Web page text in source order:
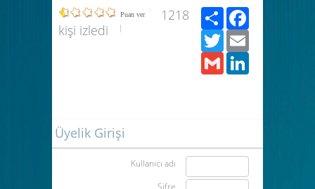
Puan ver
1218
kişi izledi
Paylaş
Twitter
Gmail
Üyelik Girişi
Kullanıcı adı
Şifre